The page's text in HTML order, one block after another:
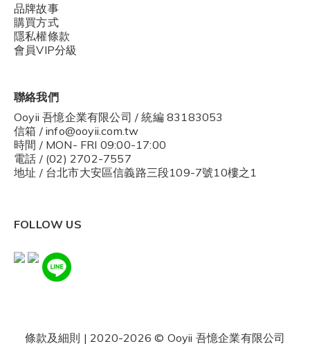
品牌故事
購買方式
隱私權條款
會員VIP分級
聯絡我們
Ooyii 吾憶企業有限公司 / 統編 83183053
信箱 / info@ooyii.com.tw
時間 / MON- FRI 09:00-17:00
電話 / (02) 2702-7557
地址 / 台北市大安區信義路三段109-7號10樓之1
FOLLOW US
條款及細則 | 2020-2026 © Ooyii 吾憶企業有限公司